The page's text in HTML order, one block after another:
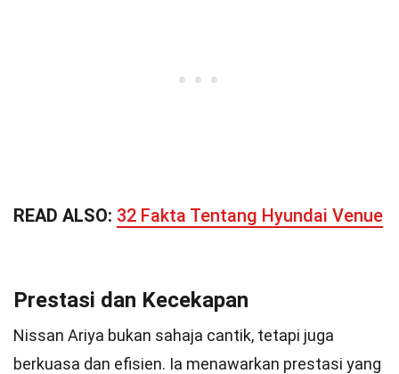
READ ALSO: 32 Fakta Tentang Hyundai Venue
Prestasi dan Kecekapan
Nissan Ariya bukan sahaja cantik, tetapi juga
berkuasa dan efisien. Ia menawarkan prestasi yang